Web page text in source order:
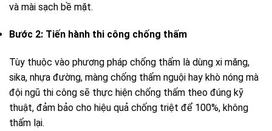
và mài sạch bề mặt.
Bước 2: Tiến hành thi công chống thấm
Tùy thuộc vào phương pháp chống thấm là dùng xi măng,
sika, nhựa đường, màng chống thấm nguội hay khò nóng mà
đội ngũ thi công sẽ thực hiện chống thấm theo đúng kỹ
thuật, đảm bảo cho hiệu quả chống triệt để 100%, không
thấm lại.